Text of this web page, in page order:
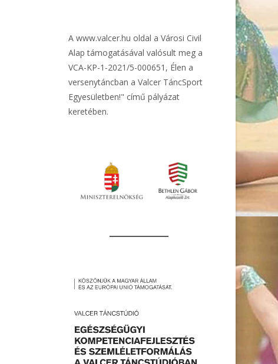
A www.valcer.hu oldal a Városi Civil
Alap támogatásával valósult meg a
VCA-KP-1-2021/5-000651, Élen a
versenytáncban a Valcer TáncSport
Egyesületben!" című pályázat
keretében.